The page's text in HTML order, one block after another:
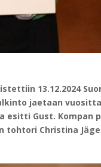
13.12.2024
jaetaan
Gust. Kompan
Christina